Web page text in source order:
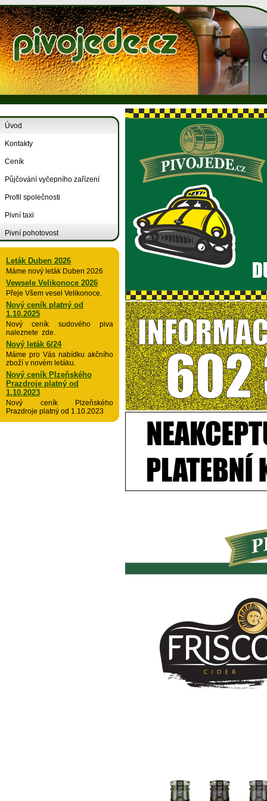
Úvod
Kontakty
Ceník
Půjčování vyčepního zařízení
Profil společnosti
Pivní taxi
Pivní pohotovost
Leták Duben 2026
Máme nový leták Duben 2026
Vewsele Velikonoce 2026
Přeje Všem vesel Velikonoce.
Nový ceník platný od
1.10.2025
Nový ceník sudového piva
naleznete zde.
Nový leták 6/24
Máme pro Vás nabídku akčního
zboží v novém letáku.
Nový ceník Plzeňského
Prazdroje platný od
1.10.2023
Nový ceník Plzeňského
Prazdroje platný od 1.10.2023